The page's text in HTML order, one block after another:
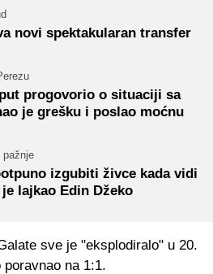
novi spektakularan transfer
progovorio o situaciji sa
je grešku i poslao moćnu
pažnje
izgubiti živce kada vidi
lajkao Edin Džeko
sve je "eksplodiralo" u 20.
na 1:1.